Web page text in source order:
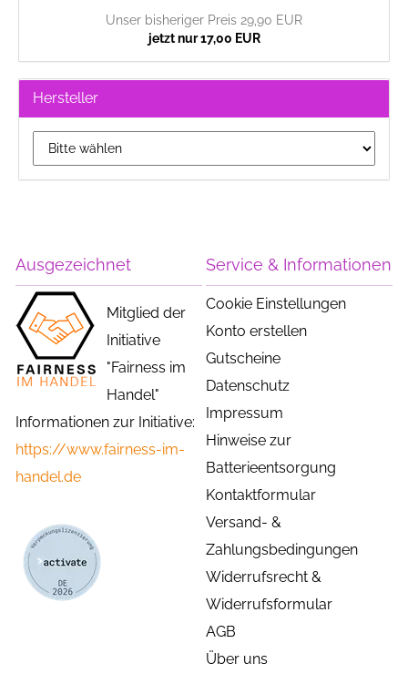
Unser bisheriger Preis 29,90 EUR
jetzt nur 17,00 EUR
Hersteller
Ausgezeichnet
Mitglied der
Initiative
"Fairness im
Handel"
Informationen zur Initiative:
https://www.fairness-im-
handel.de
Service & Informationen
Cookie Einstellungen
Konto erstellen
Gutscheine
Datenschutz
Impressum
Hinweise zur
Batterieentsorgung
Kontaktformular
Versand- &
Zahlungsbedingungen
Widerrufsrecht &
Widerrufsformular
AGB
Über uns